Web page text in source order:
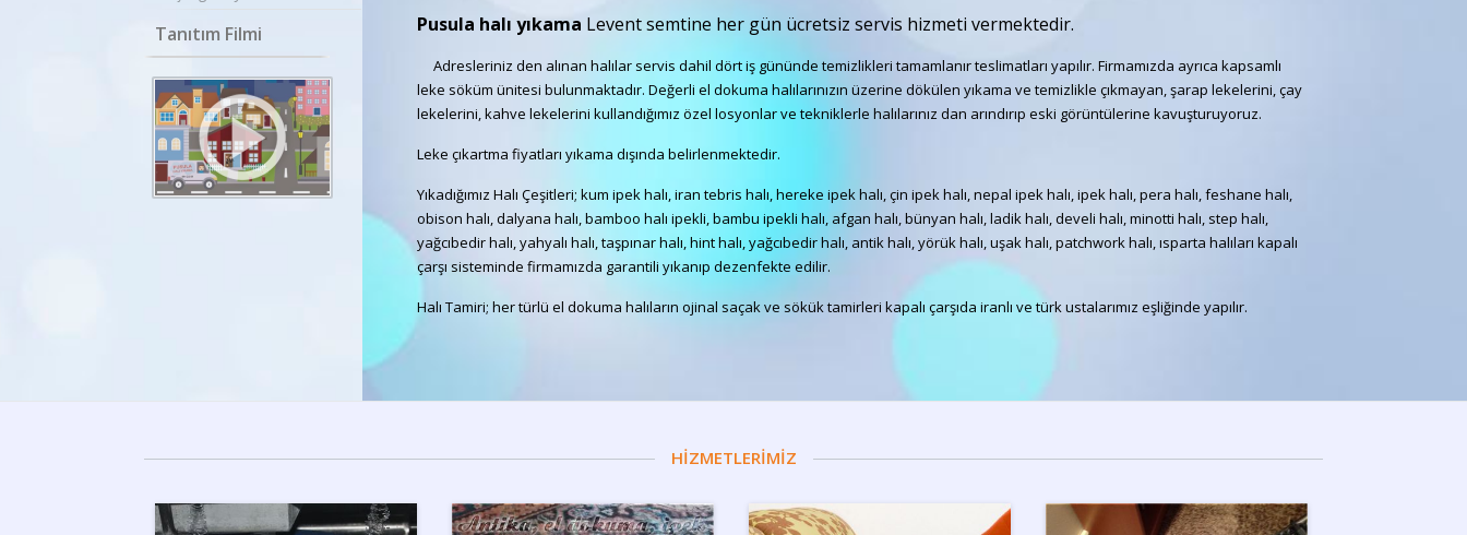
Tanıtım Filmi Pusula halı yıkama Levent semtine her gün ücretsiz servis hizmeti vermektedir.
Adresleriniz den alınan halılar servis dahil dört iş gününde temizlikleri tamamlanır teslimatları yapılır. Firmamızda ayrıca kapsamlı
leke söküm ünitesi bulunmaktadır. Değerli el dokuma halılarınızın üzerine dökülen yıkama ve temizlikle çıkmayan, şarap lekelerini, çay
lekelerini, kahve lekelerini kullandığımız özel losyonlar ve tekniklerle halılarınız dan arındırıp eski görüntülerine kavuşturuyoruz.
Leke çıkartma fiyatları yıkama dışında belirlenmektedir.
Yıkadığımız Halı Çeşitleri; kum ipek halı, iran tebris halı, hereke ipek halı, çin ipek halı, nepal ipek halı, ipek halı, pera halı, feshane halı,
obison halı, dalyana halı, bamboo halı ipekli, bambu ipekli halı, afgan halı, bünyan halı, ladik halı, develi halı, minotti halı, step halı,
yağcıbedir halı, yahyalı halı, taşpınar halı, hint halı, yağcıbedir halı, antik halı, yörük halı, uşak halı, patchwork halı, ısparta halıları kapalı
çarşı sisteminde firmamızda garantili yıkanıp dezenfekte edilir.
Halı Tamiri; her türlü el dokuma halıların ojinal saçak ve sökük tamirleri kapalı çarşıda iranlı ve türk ustalarımız eşliğinde yapılır.
HİZMETLERİMİZ